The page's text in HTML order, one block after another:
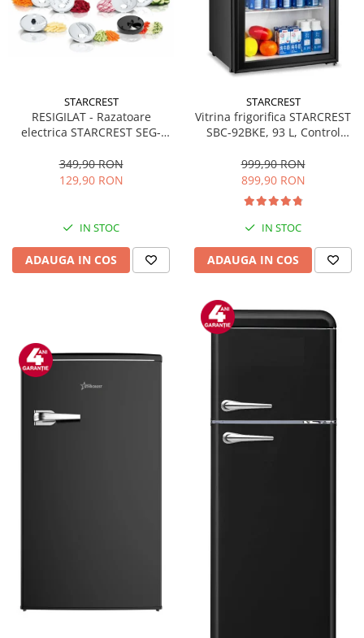
STARCREST
RESIGILAT - Razatoare
electrica STARCREST SEG-
taiere, Negru
349,90 RON
129,90 RON
IN STOC
ADAUGA IN COS
STARCREST
Vitrina frigorifica STARCREST
SBC-92BKE, 93 L, Control
83.2 cm, Negru
999,90 RON
899,90 RON
IN STOC
ADAUGA IN COS